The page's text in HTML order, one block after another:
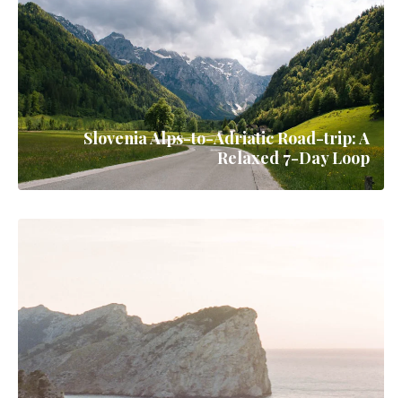
Slovenia Alps-to-Adriatic Road-trip: A
Relaxed 7-Day Loop